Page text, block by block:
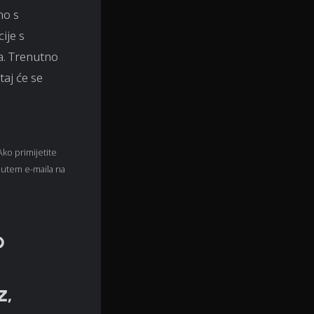
s
s
Trenutno
će se
primijetite
e-maila na